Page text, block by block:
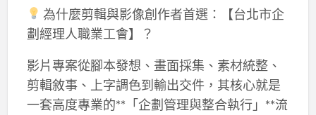
為什麼剪輯與影像創作者首選：【台北市企
劃經理人職業工會】？
影片專案從腳本發想、畫面採集、素材統整、
剪輯敘事、上字調色到輸出交件，其核心就是
一套高度專業的**「企劃管理與整合執行」**流